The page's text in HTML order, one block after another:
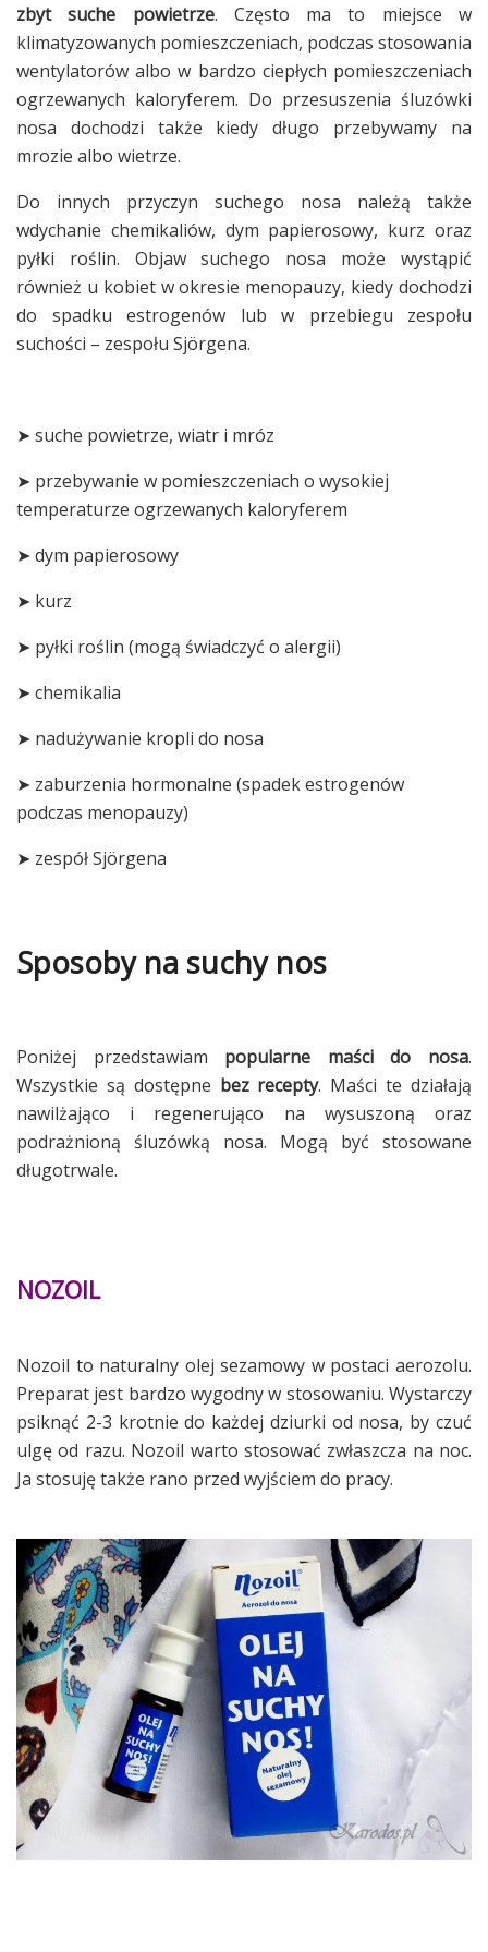
zbyt suche powietrze. Często ma to miejsce w
klimatyzowanych pomieszczeniach, podczas stosowania
wentylatorów albo w bardzo ciepłych pomieszczeniach
ogrzewanych kaloryferem. Do przesuszenia śluzówki
nosa dochodzi także kiedy długo przebywamy na
mrozie albo wietrze.
Do innych przyczyn suchego nosa należą także
wdychanie chemikaliów, dym papierosowy, kurz oraz
pyłki roślin. Objaw suchego nosa może wystąpić
również u kobiet w okresie menopauzy, kiedy dochodzi
do spadku estrogenów lub w przebiegu zespołu
suchości – zespołu Sjörgena.
➤ suche powietrze, wiatr i mróz
➤ przebywanie w pomieszczeniach o wysokiej
temperaturze ogrzewanych kaloryferem
➤ dym papierosowy
➤ kurz
➤ pyłki roślin (mogą świadczyć o alergii)
➤ chemikalia
➤ nadużywanie kropli do nosa
➤ zaburzenia hormonalne (spadek estrogenów
podczas menopauzy)
➤ zespół Sjörgena
Sposoby na suchy nos
Poniżej przedstawiam popularne maści do nosa.
Wszystkie są dostępne bez recepty. Maści te działają
nawilżająco i regenerująco na wysuszoną oraz
podrażnioną śluzówką nosa. Mogą być stosowane
długotrwale.
NOZOIL
Nozoil to naturalny olej sezamowy w postaci aerozolu.
Preparat jest bardzo wygodny w stosowaniu. Wystarczy
psiknąć 2-3 krotnie do każdej dziurki od nosa, by czuć
ulgę od razu. Nozoil warto stosować zwłaszcza na noc.
Ja stosuję także rano przed wyjściem do pracy.